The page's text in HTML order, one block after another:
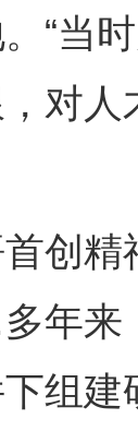
“当
对
精
年来
组